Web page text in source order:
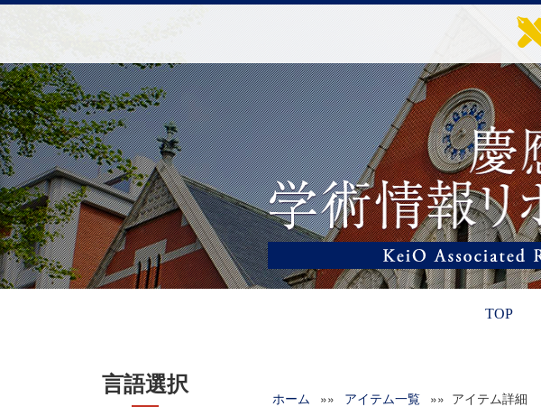
TOP
言語選択
ホーム »» アイテム一覧 »» アイテム詳細